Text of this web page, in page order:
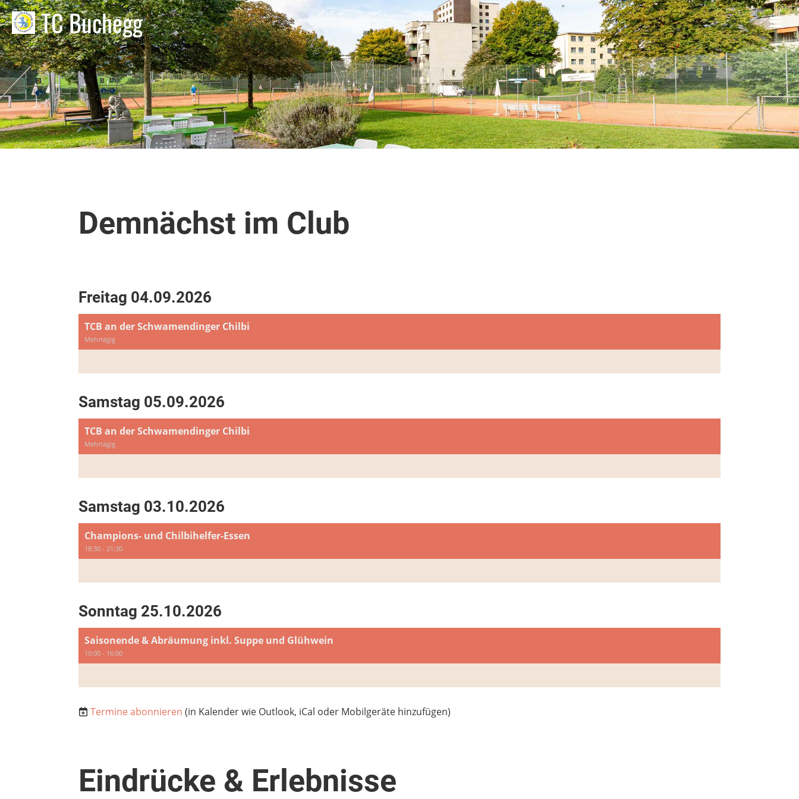
TC Buchegg
Demnächst im Club
Freitag 04.09.2026
TCB an der Schwamendinger Chilbi
Mehrtägig
Samstag 05.09.2026
TCB an der Schwamendinger Chilbi
Mehrtägig
Samstag 03.10.2026
Champions- und Chilbihelfer-Essen
18:30 - 21:30
Sonntag 25.10.2026
Saisonende & Abräumung inkl. Suppe und Glühwein
10:00 - 16:00
Termine abonnieren (in Kalender wie Outlook, iCal oder Mobilgeräte hinzufügen)
Eindrücke & Erlebnisse